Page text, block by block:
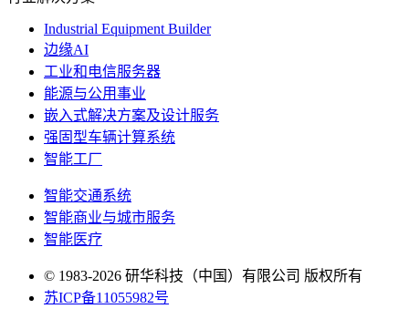
Industrial Equipment Builder
边缘AI
工业和电信服务器
能源与公用事业
嵌入式解决方案及设计服务
强固型车辆计算系统
智能工厂
智能交通系统
智能商业与城市服务
智能医疗
© 1983-2026 研华科技（中国）有限公司 版权所有
苏ICP备11055982号